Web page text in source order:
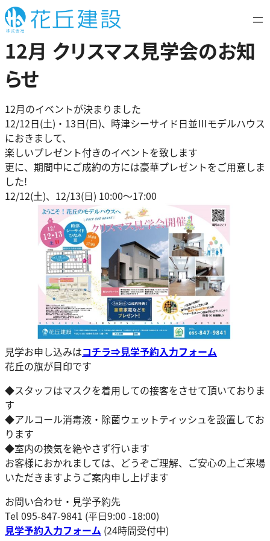
内
容
を
ス
キ
ッ
12月 クリスマス見学会のお知
らせ
12月のイベントが決まりました
12/12日(土)・13日(日)、時津シーサイド日並Ⅲモデルハウス
におきまして、
楽しいプレゼント付きのイベントを致します
更に、期間中にご成約の方には豪華プレゼントをご用意しま
した!
12/12(土)、12/13(日) 10:00～17:00
見学お申し込みはコチラ⇒見学予約入力フォーム
花丘の旗が目印です
◆スタッフはマスクを着用しての接客をさせて頂いておりま
す
◆アルコール消毒液・除菌ウェットティッシュを設置してお
ります
◆室内の換気を絶やさず行います
お客様におかれましては、どうぞご理解、ご安心の上ご来場
いただきますようご案内申し上げます
お問い合わせ・見学予約先
Tel 095-847-9841 (平日9:00 -18:00)
見学予約入力フォーム (24時間受付中)